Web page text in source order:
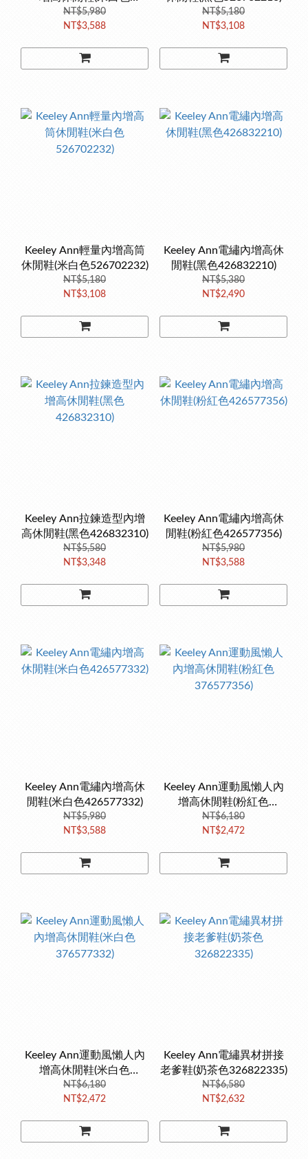
526822532)
NT$5,980
NT$3,588
NT$5,180
NT$3,108
Keeley Ann輕量內增高筒
休閒鞋(米白色526702232)
NT$5,180
NT$3,108
Keeley Ann電繡內增高休
閒鞋(黑色426832210)
NT$5,380
NT$2,490
Keeley Ann拉鍊造型內增
高休閒鞋(黑色426832310)
NT$5,580
NT$3,348
Keeley Ann電繡內增高休
閒鞋(粉紅色426577356)
NT$5,980
NT$3,588
Keeley Ann電繡內增高休
閒鞋(米白色426577332)
NT$5,980
NT$3,588
Keeley Ann運動風懶人內
增高休閒鞋(粉紅色
376577356)
NT$6,180
NT$2,472
Keeley Ann運動風懶人內
增高休閒鞋(米白色
376577332)
NT$6,180
NT$2,472
Keeley Ann電繡異材拼接
老爹鞋(奶茶色326822335)
NT$6,580
NT$2,632